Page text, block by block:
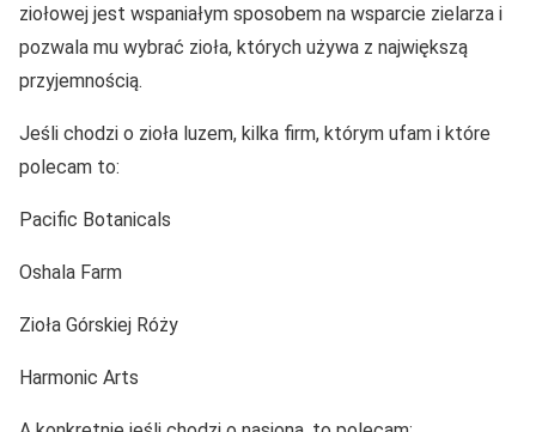
ziołowej jest wspaniałym sposobem na wsparcie zielarza i
pozwala mu wybrać zioła, których używa z największą
przyjemnością.
Jeśli chodzi o zioła luzem, kilka firm, którym ufam i które
polecam to:
Pacific Botanicals
Oshala Farm
Zioła Górskiej Róży
Harmonic Arts